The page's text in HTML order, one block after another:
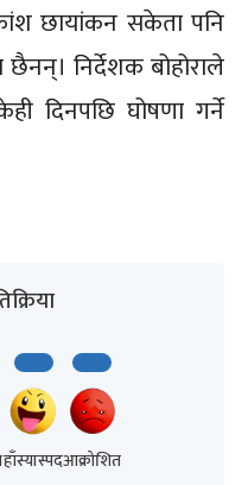
छायांकन सकेता पनि
छैनन्। निर्देशक बोहोराले
दिनपछि घोषणा गर्ने
हाँस्यास्पदआक्रोशित